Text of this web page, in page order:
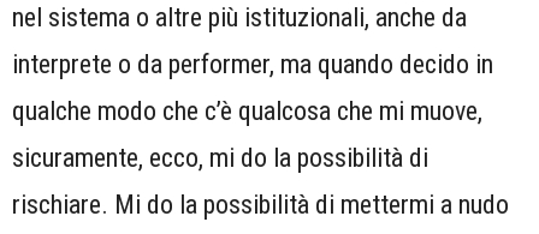
nel sistema o altre più istituzionali, anche da
interprete o da performer, ma quando decido in
qualche modo che c’è qualcosa che mi muove,
sicuramente, ecco, mi do la possibilità di
rischiare. Mi do la possibilità di mettermi a nudo